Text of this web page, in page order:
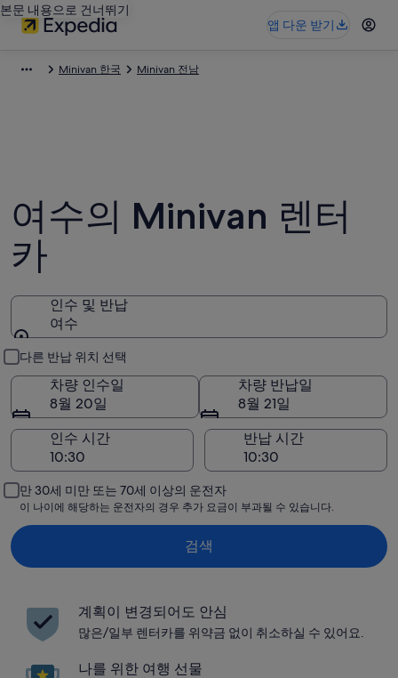
본문 내용으로 건너뛰기
앱 다운 받기
Minivan 한국 Minivan 전남
여수의 Minivan 렌터
카
인수 및 반납
여수
인수 및 반납
다른 반납 위치 선택
차량 인수일
8월 20일
차량 반납일
8월 21일
인수 시간
반납 시간
만 30세 미만 또는 70세 이상의 운전자
이 나이에 해당하는 운전자의 경우 추가 요금이 부과될 수 있습니다.
검색
계획이 변경되어도 안심
많은/일부 렌터카를 위약금 없이 취소하실 수 있어요.
나를 위한 여행 선물